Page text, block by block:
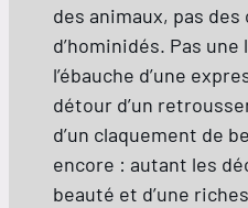
des animaux, pas
d’hominidés. Pas
l’ébauche d’une
détour d’un
d’un claquement de
encore : autant les
beauté et d’une